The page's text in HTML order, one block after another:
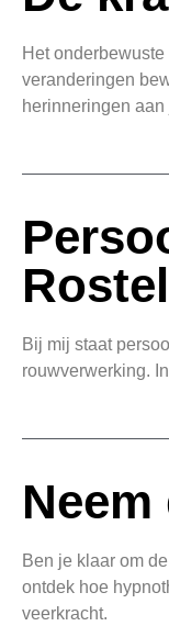
Het
veranderingen
herinneringen aan
Bij mij staat
rouwverwerking.
Ben je klaar om
ontdek hoe
veerkracht.